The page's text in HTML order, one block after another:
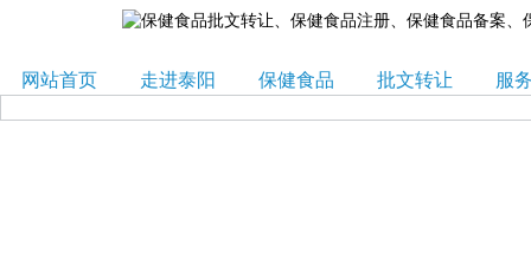
网站首页 走进泰阳 保健食品 批文转让 服